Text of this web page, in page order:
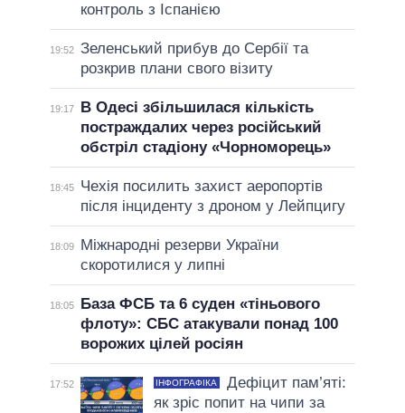
контроль з Іспанією
19:52 Зеленський прибув до Сербії та
розкрив плани свого візиту
19:17
В Одесі збільшилася кількість
постраждалих через російський
обстріл стадіону «Чорноморець»
18:45
Чехія посилить захист аеропортів
після інциденту з дроном у Лейпцигу
18:09
Міжнародні резерви України
скоротилися у липні
18:05
База ФСБ та 6 суден «тіньового
флоту»: СБС атакували понад 100
ворожих цілей росіян
17:52 ІНФОГРАФІКА
Дефіцит пам’яті:
як зріс попит на чипи за